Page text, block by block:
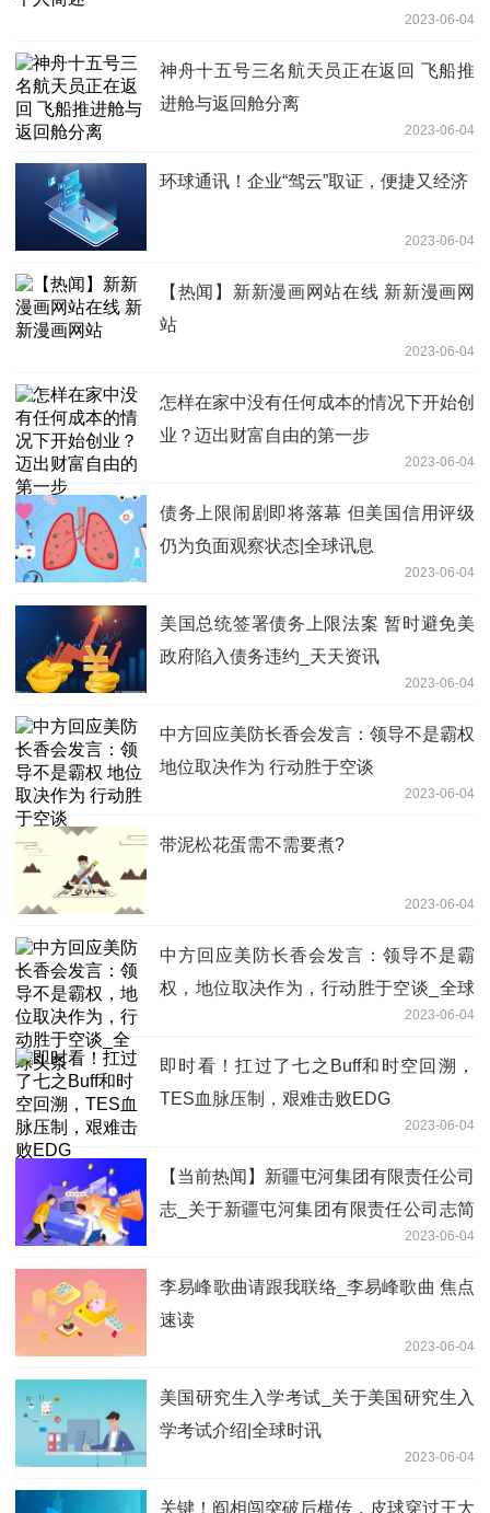
2023-06-04
神舟十五号三名航天员正在返回 飞船推
进舱与返回舱分离
2023-06-04
环球通讯！企业“驾云”取证，便捷又经济
2023-06-04
【热闻】新新漫画网站在线 新新漫画网
站
2023-06-04
怎样在家中没有任何成本的情况下开始创
业？迈出财富自由的第一步
2023-06-04
债务上限闹剧即将落幕 但美国信用评级
仍为负面观察状态|全球讯息
2023-06-04
美国总统签署债务上限法案 暂时避免美
政府陷入债务违约_天天资讯
2023-06-04
中方回应美防长香会发言：领导不是霸权
地位取决作为 行动胜于空谈
2023-06-04
带泥松花蛋需不需要煮?
2023-06-04
中方回应美防长香会发言：领导不是霸
权，地位取决作为，行动胜于空谈_全球
2023-06-04
即时看！扛过了七之Buff和时空回溯，
TES血脉压制，艰难击败EDG
2023-06-04
【当前热闻】新疆屯河集团有限责任公司
志_关于新疆屯河集团有限责任公司志简
2023-06-04
李易峰歌曲请跟我联络_李易峰歌曲 焦点
速读
2023-06-04
美国研究生入学考试_关于美国研究生入
学考试介绍|全球时讯
2023-06-04
关键！阎相闯突破后横传，皮球穿过王大